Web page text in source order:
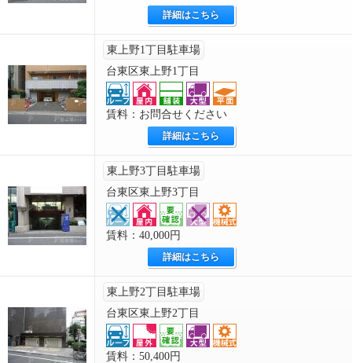
詳細はこちら
東上野1丁目駐車場
台東区東上野1丁目
賃料：お問合せください
詳細はこちら
東上野3丁目駐車場
台東区東上野3丁目
賃料：40,000円
詳細はこちら
東上野2丁目駐車場
台東区東上野2丁目
賃料：50,400円